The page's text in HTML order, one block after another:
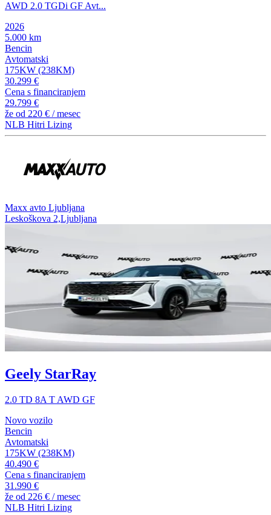
AWD 2.0 TGDi GF Avt...
2026
5.000 km
Bencin
Avtomatski
175KW (238KM)
30.299 €
Cena s financiranjem
29.799 €
že od 220 € / mesec
NLB Hitri Lizing
⁠Maxx avto Ljubljana
Leskoškova 2,Ljubljana
Geely StarRay
2.0 TD 8A T AWD GF
Novo vozilo
Bencin
Avtomatski
175KW (238KM)
40.490 €
Cena s financiranjem
31.990 €
že od 226 € / mesec
NLB Hitri Lizing